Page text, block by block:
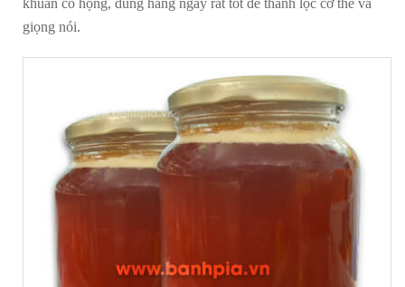
giọng nói.